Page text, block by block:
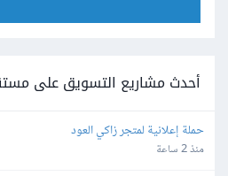
أحدث مشاريع التسويق على
حملة إعلانية لمتجر زاكي العود
منذ 2 ساعة